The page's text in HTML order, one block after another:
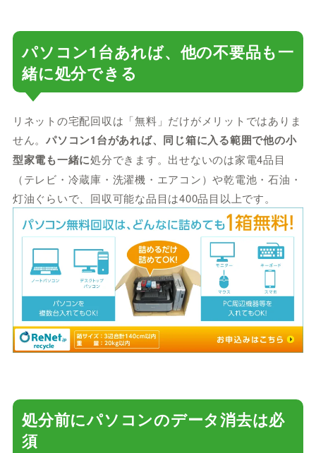
パソコン1台あれば、他の不要品も一
緒に処分できる
リネットの宅配回収は「無料」だけがメリットではありま
せん。パソコン1台があれば、同じ箱に入る範囲で他の小
型家電も一緒に処分できます。出せないのは家電4品目
（テレビ・冷蔵庫・洗濯機・エアコン）や乾電池・石油・
灯油ぐらいで、回収可能な品目は400品目以上です。
処分前にパソコンのデータ消去は必
須